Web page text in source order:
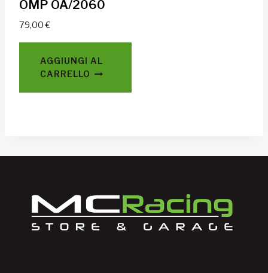
OMP OA/2060
79,00€
AGGIUNGI AL
CARRELLO